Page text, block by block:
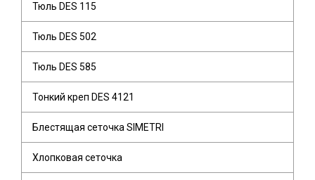
Тюль DES 115
Тюль DES 502
Тюль DES 585
Тонкий креп DES 4121
Блестящая сеточка SIMETRI
Хлопковая сеточка